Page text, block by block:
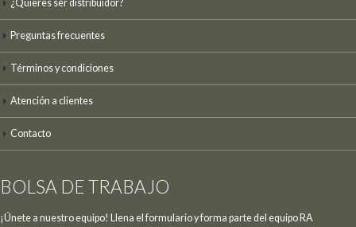
¿Quieres ser distribuidor?
Preguntas frecuentes
Términos y condiciones
Atención a clientes
Contacto
BOLSA DE TRABAJO
¡Únete a nuestro equipo! Llena el formulario y forma parte del equipo RA